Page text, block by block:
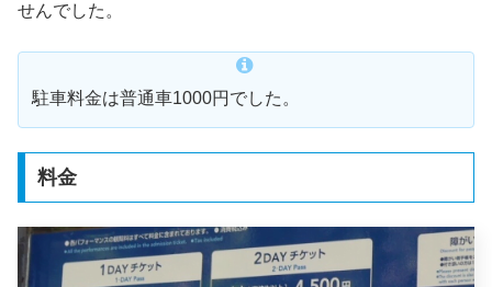
せんでした。
駐車料金は普通車1000円でした。
料金